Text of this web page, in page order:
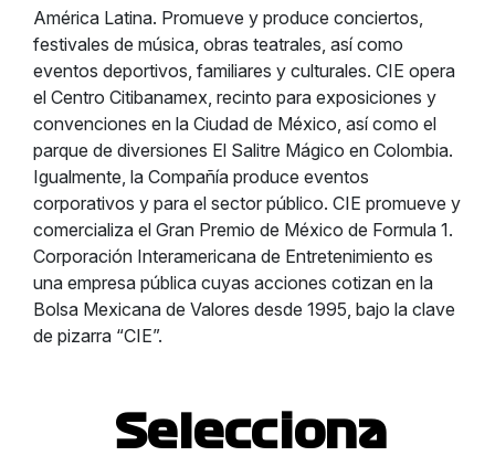
América Latina. Promueve y produce conciertos,
festivales de música, obras teatrales, así como
eventos deportivos, familiares y culturales. CIE opera
el Centro Citibanamex, recinto para exposiciones y
convenciones en la Ciudad de México, así como el
parque de diversiones El Salitre Mágico en Colombia.
Igualmente, la Compañía produce eventos
corporativos y para el sector público. CIE promueve y
comercializa el Gran Premio de México de Formula 1.
Corporación Interamericana de Entretenimiento es
una empresa pública cuyas acciones cotizan en la
Bolsa Mexicana de Valores desde 1995, bajo la clave
de pizarra “CIE”.
Selecciona